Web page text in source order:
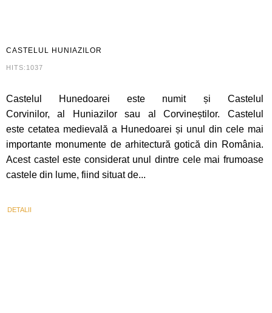
CASTELUL HUNIAZILOR
HITS:1037
Castelul Hunedoarei este numit și Castelul
Corvinilor, al Huniazilor sau al Corvineștilor. Castelul
este cetatea medievală a Hunedoarei și unul din cele mai
importante monumente de arhitectură gotică din România.
Acest castel este considerat unul dintre cele mai frumoase
castele din lume, fiind situat de...
DETALII